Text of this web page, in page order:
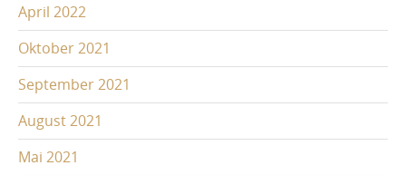
April 2022
Oktober 2021
September 2021
August 2021
Mai 2021